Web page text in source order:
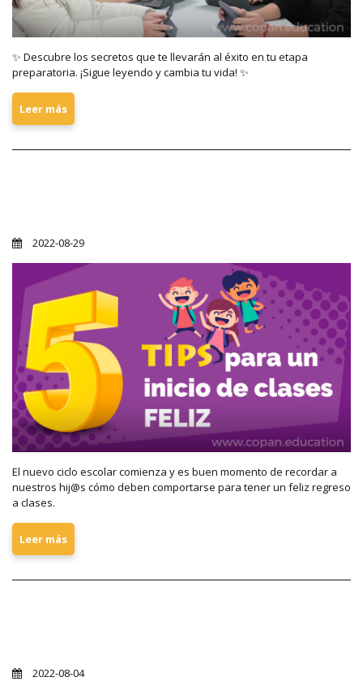
✨ Descubre los secretos que te llevarán al éxito en tu etapa
preparatoria. ¡Sigue leyendo y cambia tu vida! ✨
Leer más
2022-08-29
El nuevo ciclo escolar comienza y es buen momento de recordar a
nuestros hij@s cómo deben comportarse para tener un feliz regreso
a clases.
Leer más
2022-08-04